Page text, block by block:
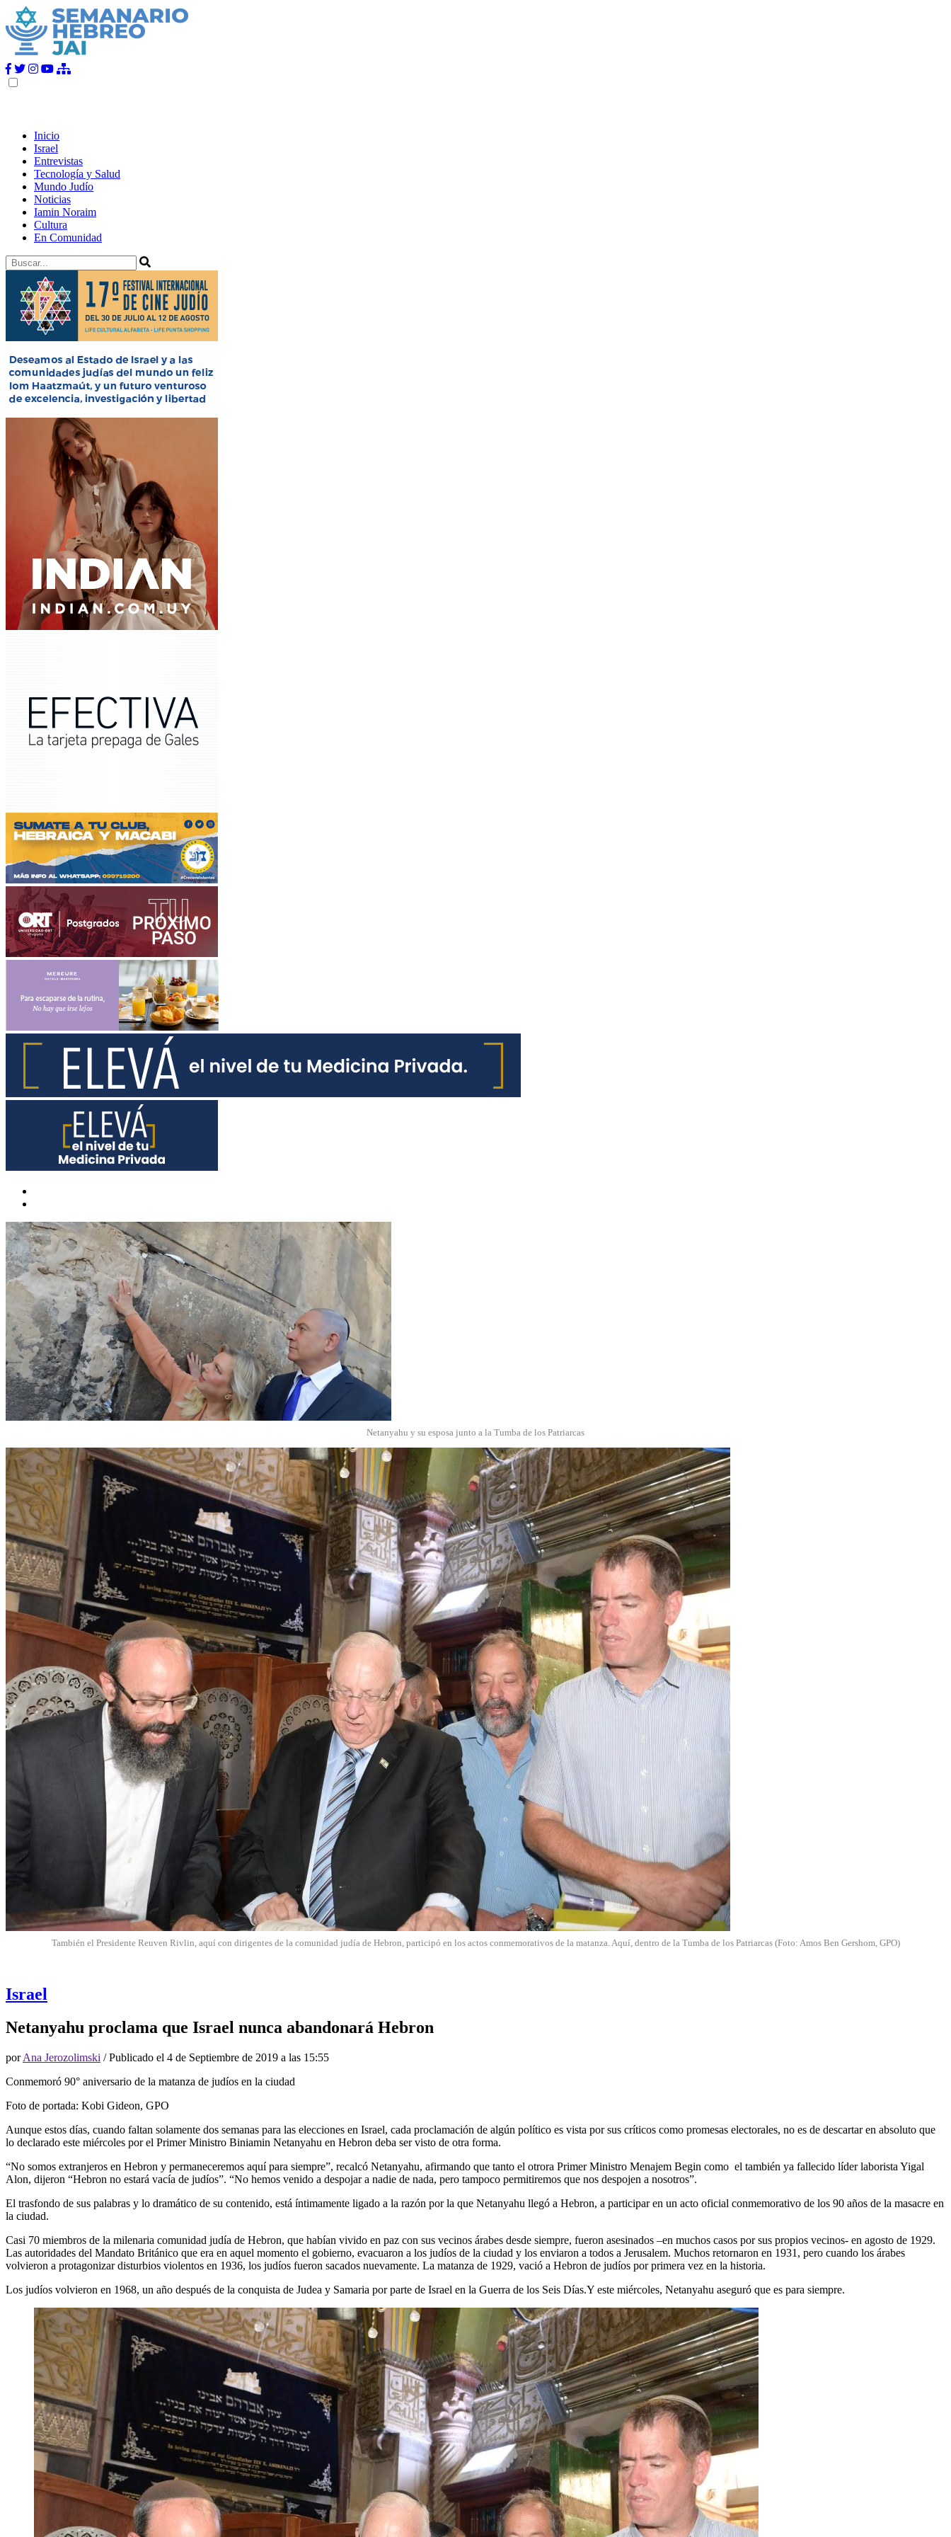
Inicio
Israel
Entrevistas
Tecnología y Salud
Mundo Judío
Noticias
Iamin Noraim
Cultura
En Comunidad
Netanyahu y su esposa junto a la Tumba de los Patriarcas
También el Presidente Reuven Rivlin, aquí con dirigentes de la comunidad judía de Hebron, participó en los actos conmemorativos de la matanza. Aquí, dentro de la Tumba de los Patriarcas (Foto: Amos Ben Gershom, GPO)
Israel
Netanyahu proclama que Israel nunca abandonará Hebron
porAna Jerozolimski / Publicado el 4 de Septiembre de 2019 a las 15:55
Conmemoró 90° aniversario de la matanza de judíos en la ciudad
Foto de portada: Kobi Gideon, GPO
Aunque estos días, cuando faltan solamente dos semanas para las elecciones en Israel, cada proclamación de algún político es vista por sus críticos como promesas electorales, no es de descartar en absoluto que
lo declarado este miércoles por el Primer Ministro Biniamin Netanyahu en Hebron deba ser visto de otra forma.
“No somos extranjeros en Hebron y permaneceremos aquí para siempre”, recalcó Netanyahu, afirmando que tanto el otrora Primer Ministro Menajem Begin como el también ya fallecido líder laborista Yigal
Alon, dijeron “Hebron no estará vacía de judíos”. “No hemos venido a despojar a nadie de nada, pero tampoco permitiremos que nos despojen a nosotros”.
El trasfondo de sus palabras y lo dramático de su contenido, está íntimamente ligado a la razón por la que Netanyahu llegó a Hebron, a participar en un acto oficial conmemorativo de los 90 años de la masacre en
la ciudad.
Casi 70 miembros de la milenaria comunidad judía de Hebron, que habían vivido en paz con sus vecinos árabes desde siempre, fueron asesinados –en muchos casos por sus propios vecinos- en agosto de 1929.
Las autoridades del Mandato Británico que era en aquel momento el gobierno, evacuaron a los judíos de la ciudad y los enviaron a todos a Jerusalem. Muchos retornaron en 1931, pero cuando los árabes
volvieron a protagonizar disturbios violentos en 1936, los judíos fueron sacados nuevamente. La matanza de 1929, vació a Hebron de judíos por primera vez en la historia.
Los judíos volvieron en 1968, un año después de la conquista de Judea y Samaria por parte de Israel en la Guerra de los Seis Días.Y este miércoles, Netanyahu aseguró que es para siempre.